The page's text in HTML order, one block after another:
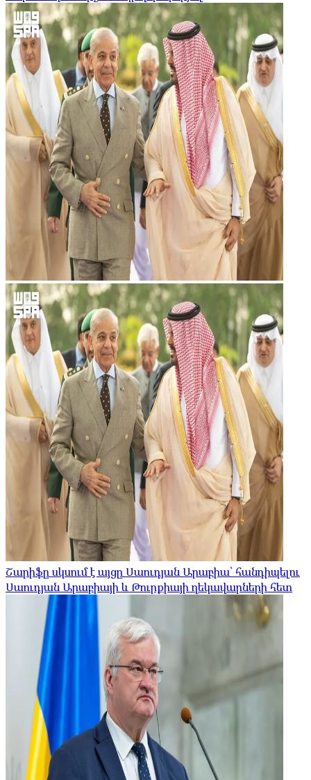
Շարիֆը սկսում է այցը Սաուդյան Արաբիա՝ հանդիպելու
Սաուդյան Արաբիայի և Թուրքիայի ղեկավարների հետ